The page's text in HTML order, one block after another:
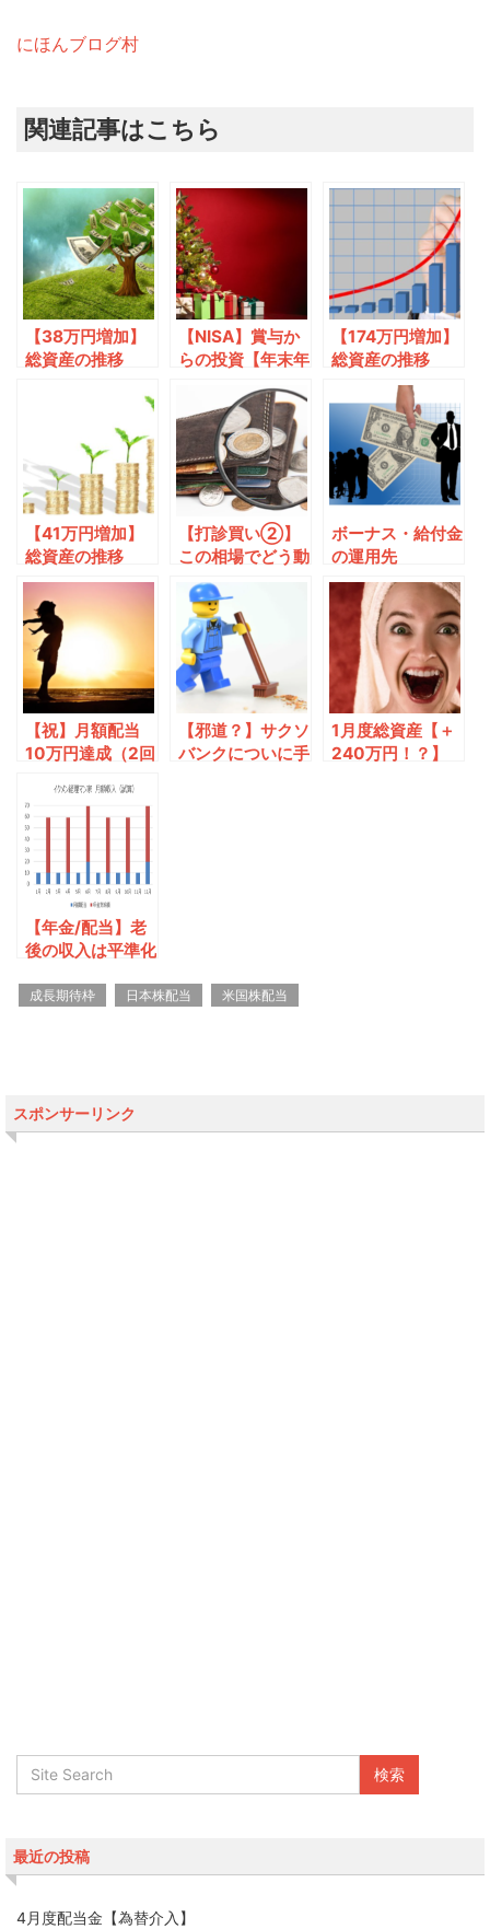
にほんブログ村
関連記事はこちら
【38万円増加】
総資産の推移
【NISA】賞与か
らの投資【年末年
【174万円増加】
総資産の推移
2019年12月度
【41万円増加】
総資産の推移
2020年1月度
【打診買い②】
この相場でどう動
くか
ボーナス・給付金
の運用先
【祝】月額配当
10万円達成（2回
【邪道？】サクソ
バンクについに手
1月度総資産【＋
240万円！？】
【年金/配当】老
後の収入は平準化
成長期待枠 日本株配当 米国株配当
スポンサーリンク
最近の投稿
4月度配当金【為替介入】